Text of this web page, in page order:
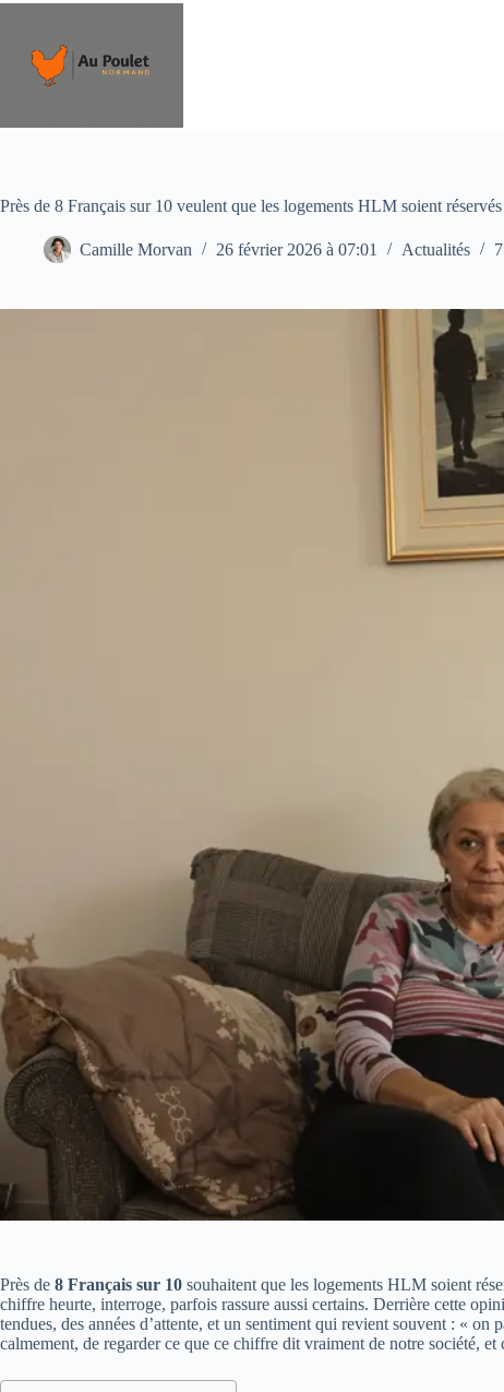
Passer
contenu
Près de 8 Français sur 10 veulent que les logements HLM soient
Camille Morvan 26 février 2026 à 07:01 Actualités
Près de 8 Français sur 10 souhaitent que les logements HLM soient
chiffre heurte, interroge, parfois rassure aussi certains. Derrière cette
tendues, des années d’attente, et un sentiment qui revient souvent : « on
calmement, de regarder ce que ce chiffre dit vraiment de notre société,